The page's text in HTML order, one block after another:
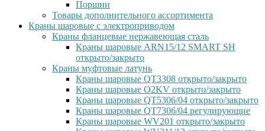
Поршни
Товары дополнительного ассортимента
Краны шаровые с электроприводом
Краны фланцевые нержавеющая сталь
Краны шаровые ARN15/12 SMART SH
открыто/закрыто
Краны муфтовые латунь
Краны шаровые QT3308 открыто/закрыто
Краны шаровые O2KV открыто/закрыто
Краны шаровые QT5306/04 открыто/закрыто
Краны шаровые QT7306/04 регулирующие
Краны шаровые WV201 открыто/закрыто